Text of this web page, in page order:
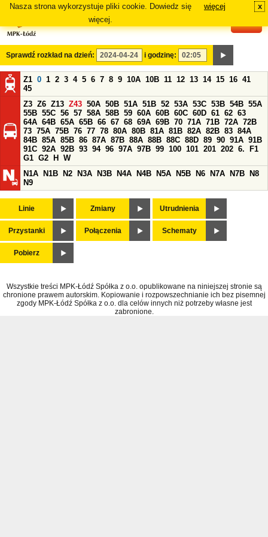
Nasza strona wykorzystuje pliki cookie. Dowiedz się
więcej.
więcej x
Sprawdź rozkład na dzień: i godzinę:
Z1 0 1 2 3 4 5 6 7 8 9 10A 10B 11 12 13 14 15 16 41
45
Z3 Z6 Z13 Z43 50A 50B 51A 51B 52 53A 53C 53B 54B 55A
55B 55C 56 57 58A 58B 59 60A 60B 60C 60D 61 62 63
64A 64B 65A 65B 66 67 68 69A 69B 70 71A 71B 72A 72B
73 75A 75B 76 77 78 80A 80B 81A 81B 82A 82B 83 84A
84B 85A 85B 86 87A 87B 88A 88B 88C 88D 89 90 91A 91B
91C 92A 92B 93 94 96 97A 97B 99 100 101 201 202 6.
F1
G1 G2 H
W
N1A
N1B N2 N3A N3B N4A N4B N5A N5B N6 N7A N7B
N8
N9
Linie Zmiany Utrudnienia
Przystanki Połączenia Schematy
Pobierz
Wszystkie treści MPK-Łódź Spółka z o.o. opublikowane na niniejszej stronie są
chronione prawem autorskim. Kopiowanie i rozpowszechnianie ich bez pisemnej
zgody MPK-Łódź Spółka z o.o. dla celów innych niż potrzeby własne jest
zabronione.